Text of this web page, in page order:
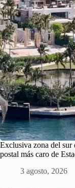
Exclusiva zona del
postal más caro de
3 agosto, 2026